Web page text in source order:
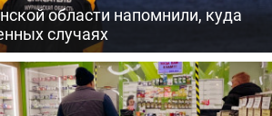
области напомнили, куда
случаях